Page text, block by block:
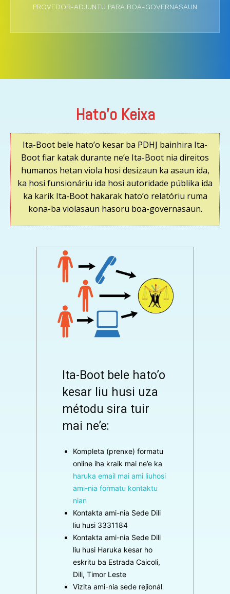
PROVEDOR-ADJUNTU PARA BOA-GOVERNASAUN
Hato'o Keixa
Ita-Boot bele hato’o kesar ba PDHJ bainhira Ita-
Boot fiar katak durante ne’e Ita-Boot nia direitos
humanos hetan viola hosi desizaun ka asaun ida,
ka hosi funsionáriu ida hosi autoridade públika ida
ka karik Ita-Boot hakarak hato’o relatóriu ruma
kona-ba violasaun hasoru boa-governasaun.
Ita-Boot bele hato’o
kesar liu husi uza
métodu sira tuir
mai ne’e:
Kompleta (prenxe) formatu
online iha kraik mai ne’e ka
haruka email mai ami liuhosi
ami-nia formatu kontaktu
nian
Kontakta ami-nia Sede Dili
liu husi 3331184
Kontakta ami-nia Sede Dili
liu husi Haruka kesar ho
eskritu ba Estrada Caicoli,
Dili, Timor Leste
Vizita ami-nia sede rejionál